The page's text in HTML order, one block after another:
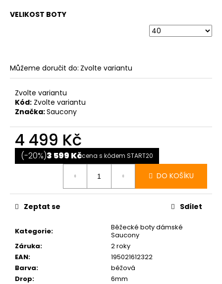
VELIKOST BOTY
Můžeme doručit do: Zvolte variantu
Zvolte variantu
Kód: Zvolte variantu
Značka:Saucony
4 499 Kč
cena:
(-20%)3 599 Kčcena s kódem START20
DO KOŠÍKU
Kategorie:
Běžecké boty dámské
Saucony
Záruka:
2 roky
EAN:
195021612322
Barva:
béžová
Drop:
6mm
Zeptat se Sdílet